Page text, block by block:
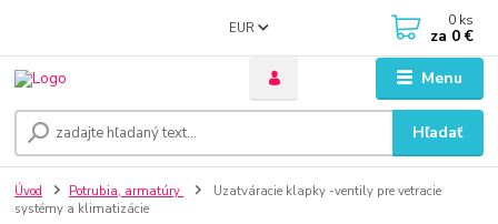
Menu
EUR
Hľadať
0 ks
za 0 €
Úvod Potrubia, armatúry
Uzatváracie klapky -ventily pre vetracie
systémy a klimatizácie